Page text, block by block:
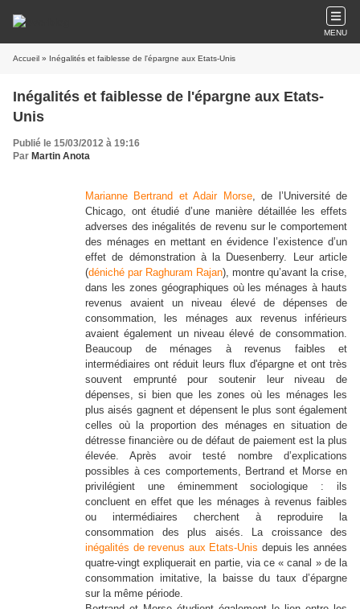
MENU
Accueil » Inégalités et faiblesse de l'épargne aux Etats-Unis
Inégalités et faiblesse de l'épargne aux Etats-
Unis
Publié le 15/03/2012 à 19:16
Par Martin Anota
Marianne Bertrand et Adair Morse, de l’Université de
Chicago, ont étudié d’une manière détaillée les effets
adverses des inégalités de revenu sur le comportement
des ménages en mettant en évidence l’existence d’un
effet de démonstration à la Duesenberry. Leur article
(déniché par Raghuram Rajan), montre qu’avant la crise,
dans les zones géographiques où les ménages à hauts
revenus avaient un niveau élevé de dépenses de
consommation, les ménages aux revenus inférieurs
avaient également un niveau élevé de consommation.
Beaucoup de ménages à revenus faibles et
intermédiaires ont réduit leurs flux d'épargne et ont très
souvent emprunté pour soutenir leur niveau de
dépenses, si bien que les zones où les ménages les
plus aisés gagnent et dépensent le plus sont également
celles où la proportion des ménages en situation de
détresse financière ou de défaut de paiement est la plus
élevée. Après avoir testé nombre d’explications
possibles à ces comportements, Bertrand et Morse en
privilégient une éminemment sociologique : ils
concluent en effet que les ménages à revenus faibles
ou intermédiaires cherchent à reproduire la
consommation des plus aisés. La croissance des
inégalités de revenus aux Etats-Unis depuis les années
quatre-vingt expliquerait en partie, via ce « canal » de la
consommation imitative, la baisse du taux d’épargne
sur la même période.